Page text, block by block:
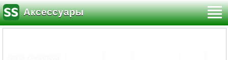
Аксессуары